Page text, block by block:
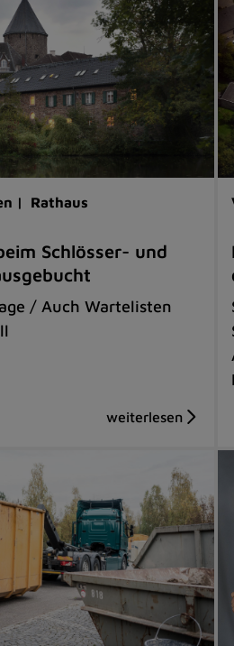
| Rathaus
Schlösser- und
/ Auch Wartelisten